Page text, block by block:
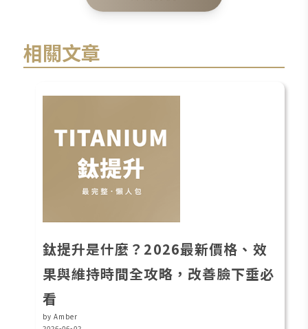
相關文章
鈦提升是什麼？2026最新價格、效
果與維持時間全攻略，改善臉下垂必
看
by Amber